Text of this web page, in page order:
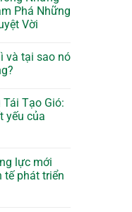
Phá Những
Vời
và tại sao nó
Tạo Gió:
yếu của
lực mới
tế phát triển